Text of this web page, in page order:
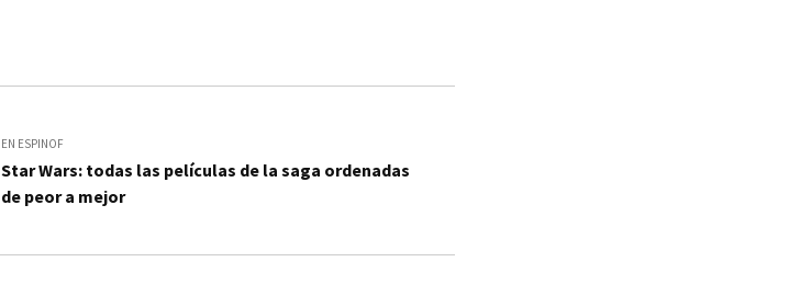
EN ESPINOF
Star Wars: todas las películas de la saga ordenadas
de peor a mejor